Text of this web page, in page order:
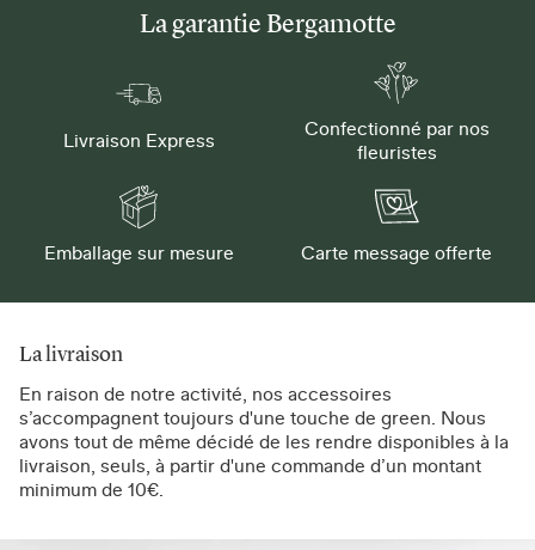
La garantie Bergamotte
Livraison Express
Confectionné par nos
fleuristes
Emballage sur mesure Carte message offerte
La livraison
En raison de notre activité, nos accessoires
s’accompagnent toujours d'une touche de green. Nous
avons tout de même décidé de les rendre disponibles à la
livraison, seuls, à partir d'une commande d’un montant
minimum de 10€.